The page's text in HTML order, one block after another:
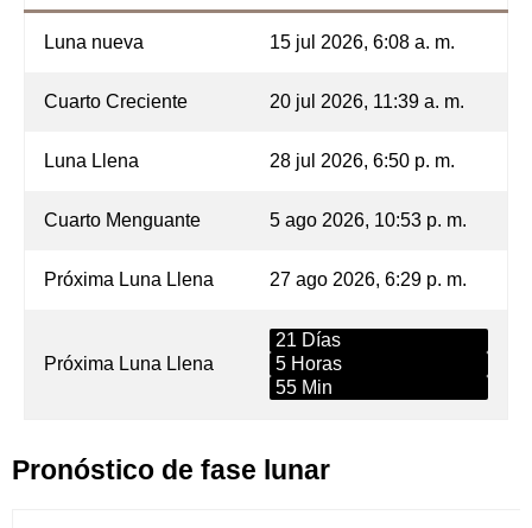
Luna nueva 15 jul 2026, 6:08 a. m.
Cuarto Creciente 20 jul 2026, 11:39 a. m.
Luna Llena 28 jul 2026, 6:50 p. m.
Cuarto Menguante 5 ago 2026, 10:53 p. m.
Próxima Luna Llena 27 ago 2026, 6:29 p. m.
Próxima Luna Llena
21 Días
5 Horas
55 Min
Pronóstico de fase lunar